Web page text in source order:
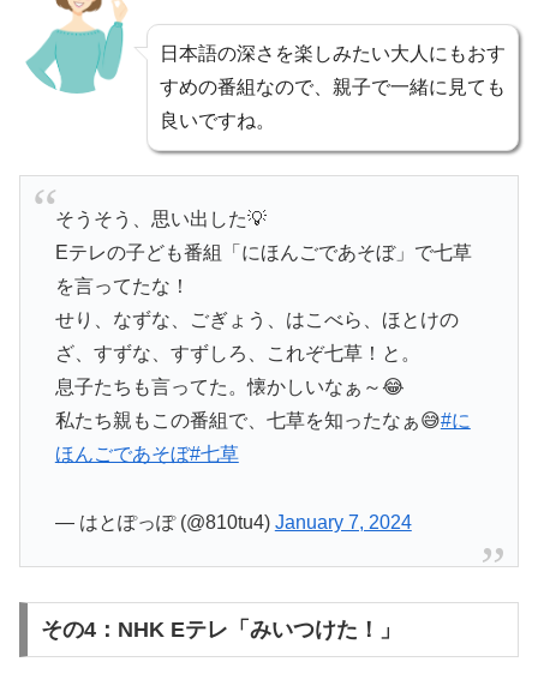
日本語の深さを楽しみたい大人にもおす
すめの番組なので、親子で一緒に見ても
良いですね。
そうそう、思い出した💡
Eテレの子ども番組「にほんごであそぼ」で七草
を言ってたな！
せり、なずな、ごぎょう、はこべら、ほとけの
ざ、すずな、すずしろ、これぞ七草！と。
息子たちも言ってた。懐かしいなぁ～😂
私たち親もこの番組で、七草を知ったなぁ😅#に
ほんごであそぼ#七草
— はとぽっぽ (@810tu4) January 7, 2024
その4：NHK Eテレ「みいつけた！」